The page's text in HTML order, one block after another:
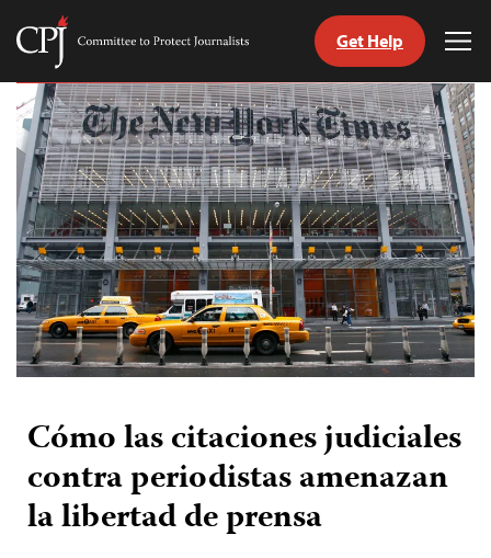
Skip
content
Committee
Protect
Journalists
Get Help
Cómo las citaciones judiciales
contra periodistas amenazan
la libertad de prensa